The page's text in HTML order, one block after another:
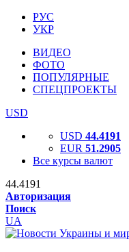
РУС
УКР
ВИДЕО
ФОТО
ПОПУЛЯРНЫЕ
СПЕЦПРОЕКТЫ
USD
USD 44.4191
EUR 51.2905
Все курсы валют
44.4191
Авторизация
Поиск
UA